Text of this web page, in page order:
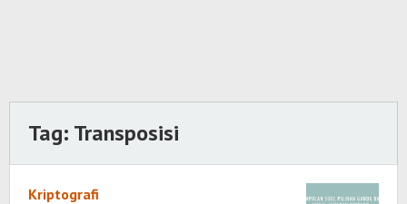
Tag: Transposisi
Kriptografi